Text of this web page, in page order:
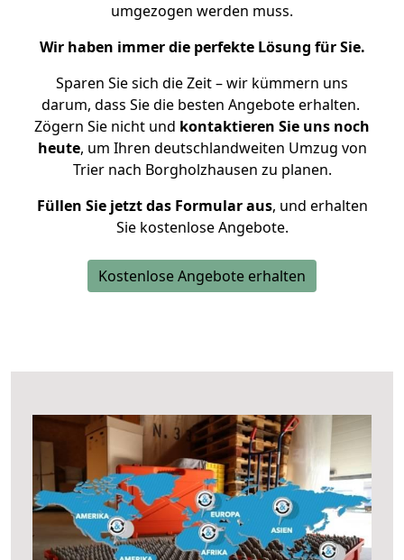
umgezogen werden muss.
Wir haben immer die perfekte Lösung für Sie.
Sparen Sie sich die Zeit – wir kümmern uns
darum, dass Sie die besten Angebote erhalten.
Zögern Sie nicht und kontaktieren Sie uns noch
heute, um Ihren deutschlandweiten Umzug von
Trier nach Borgholzhausen zu planen.
Füllen Sie jetzt das Formular aus, und erhalten
Sie kostenlose Angebote.
Kostenlose Angebote erhalten